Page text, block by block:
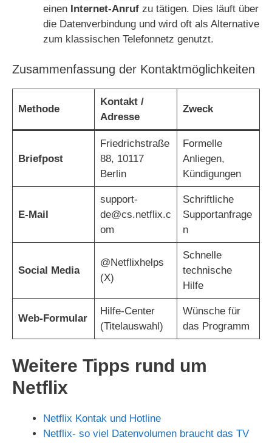
einen Internet-Anruf zu tätigen. Dies läuft über
die Datenverbindung und wird oft als Alternative
zum klassischen Telefonnetz genutzt.
Zusammenfassung der Kontaktmöglichkeiten
Methode
Kontakt /
Adresse
Zweck
Briefpost
Friedrichstraße
88, 10117
Berlin
Formelle
Anliegen,
Kündigungen
E-Mail
support-
de@cs.netflix.c
om
Schriftliche
Supportanfrage
n
Social Media
@Netflixhelps
(X)
Schnelle
technische
Hilfe
Web-Formular
Hilfe-Center
(Titelauswahl)
Wünsche für
das Programm
Weitere Tipps rund um
Netflix
Netflix Kontak und Hotline
Netflix- so viel Datenvolumen braucht das TV